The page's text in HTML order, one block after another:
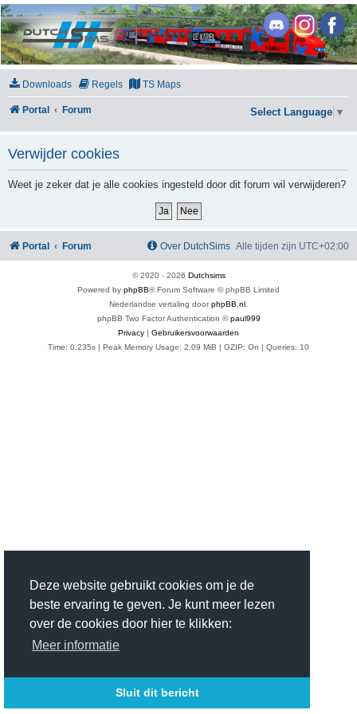
Deze website gebruikt cookies om je de
beste ervaring te geven. Je kunt meer lezen
over de cookies door hier te klikken:
Meer informatie
Sluit dit bericht
DutchSims
Downloads Regels TS Maps
Portal Forum Select Language ▼
Verwijder cookies
Weet je zeker dat je alle cookies ingesteld door dit forum wil verwijderen?
Portal Forum Alle tijden zijn UTC+02:00
Over DutchSims
© 2020 - 2026 Dutchsims
Powered by phpBB® Forum Software © phpBB Limited
Nederlandse vertaling doorphpBB.nl
phpBB Two Factor Authentication ©paul999
Privacy | Gebruikersvoorwaarden
Time: 0.235s | Peak Memory Usage: 2.09 MiB | GZIP: On | Queries: 10